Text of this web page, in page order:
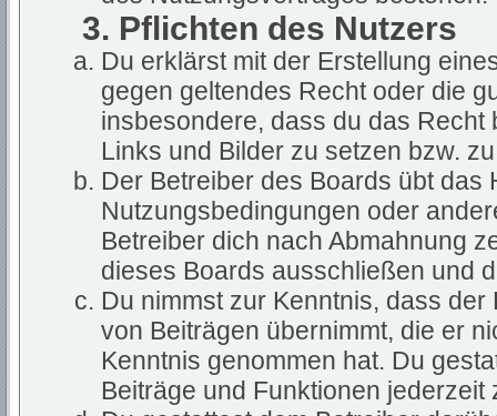
3. Pflichten des Nutzers
Du erklärst mit der Erstellung
gegen geltendes Recht oder die
insbesondere, dass du das
Links und Bilder zu setzen bzw.
Der Betreiber des Boards übt
Nutzungsbedingungen oder
Betreiber dich nach Abmahnung
dieses Boards ausschließen und
Du nimmst zur Kenntnis, dass
von Beiträgen übernimmt, die er
Kenntnis genommen hat. Du
Beiträge und Funktionen